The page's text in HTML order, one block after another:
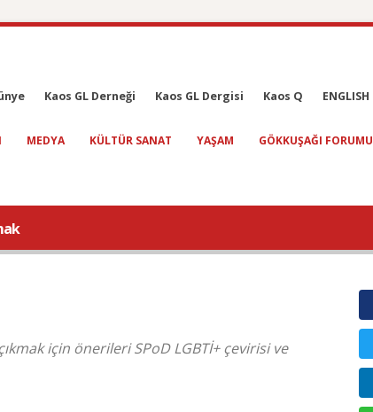
Kaos GL Derneği Kaos GL Dergisi Kaos Q ENGLISH
MEDYA KÜLTÜR SANAT YAŞAM GÖKKUŞAĞI FORUMU
için önerileri SPoD LGBTİ+ çevirisi ve